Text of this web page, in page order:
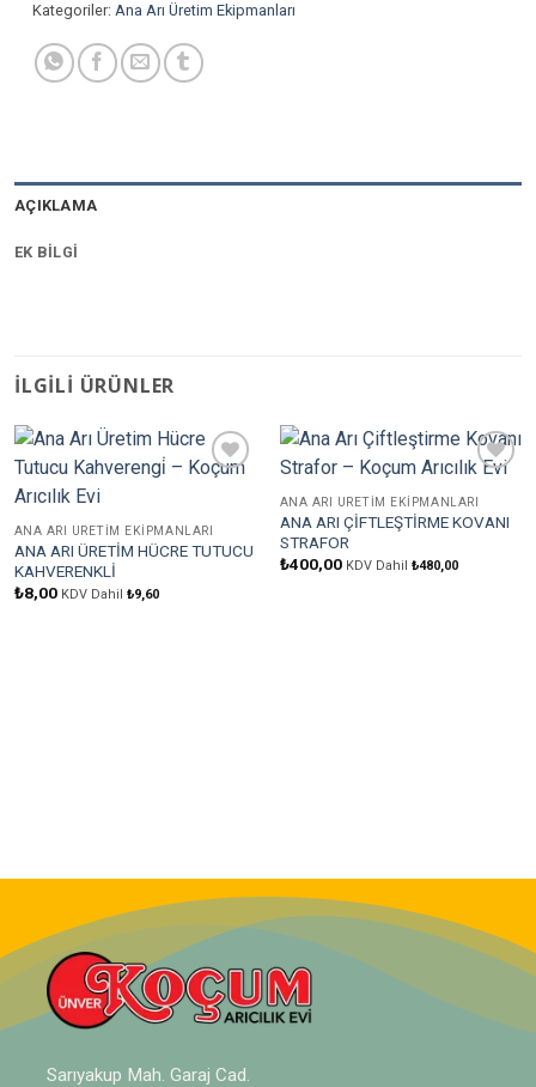
Kategoriler: Ana Arı Üretim Ekipmanları
AÇIKLAMA
EK BILGI
İLGILI ÜRÜNLER
ANA ARI ÜRETIM EKIPMANLARI
ANA ARI ÜRETİM HÜCRE TUTUCU
KAHVERENKLİ
₺8,00 KDV Dahil ₺9,60
Ekle
ANA ARI ÜRETIM EKIPMANLARI
ANA ARI ÇİFTLEŞTİRME KOVANI
STRAFOR
₺400,00 KDV Dahil ₺480,00
Sarıyakup Mah. Garaj Cad.